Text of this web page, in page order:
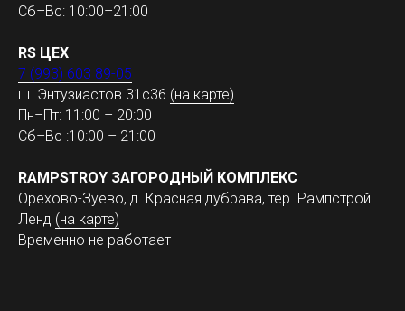
Сб–Вс: 10:00–21:00
RS ЦЕХ
7 (993) 603 89-05
ш. Энтузиастов 31с36 (на карте)
Пн–Пт: 11:00 – 20:00
Сб–Вс :10:00 – 21:00
RAMPSTROY ЗАГОРОДНЫЙ КОМПЛЕКС
Орехово-Зуево, д. Красная дубрава, тер. Рампстрой
Ленд (на карте)
Временно не работает